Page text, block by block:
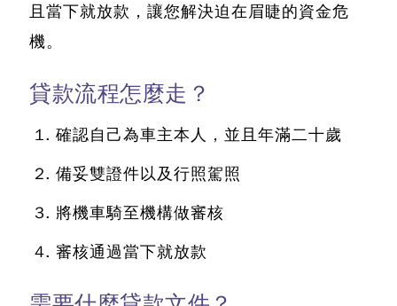
且當下就放款，讓您解決迫在眉睫的資金危
機。
貸款流程怎麼走？
確認自己為車主本人，並且年滿二十歲
備妥雙證件以及行照駕照
將機車騎至機構做審核
審核通過當下就放款